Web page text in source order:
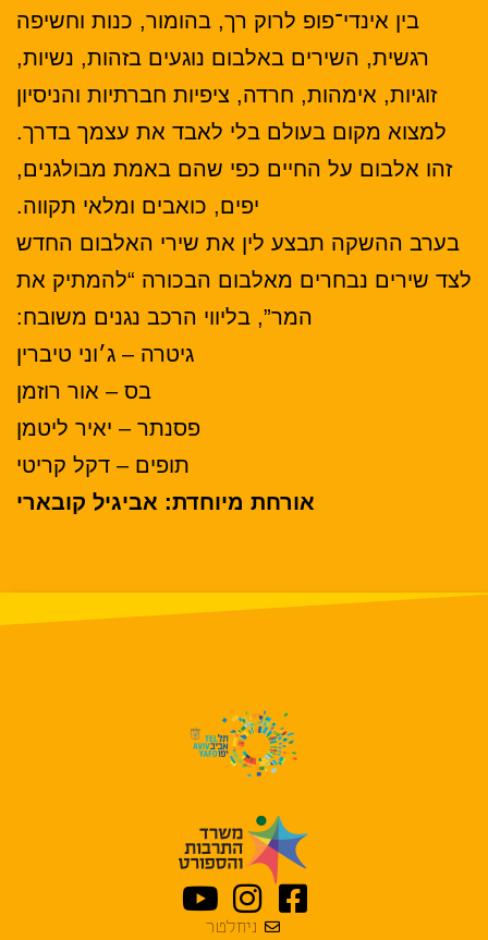
בין אינדי־פופ לרוק רך, בהומור, כנות וחשיפה
רגשית, השירים באלבום נוגעים בזהות, נשיות,
זוגיות, אימהות, חרדה, ציפיות חברתיות והניסיון
למצוא מקום בעולם בלי לאבד את עצמך בדרך.
זהו אלבום על החיים כפי שהם באמת מבולגנים,
יפים, כואבים ומלאי תקווה.
בערב ההשקה תבצע לין את שירי האלבום החדש
לצד שירים נבחרים מאלבום הבכורה “להמתיק את
המר”, בליווי הרכב נגנים משובח:
גיטרה – ג׳וני טיברין
בס – אור רוזמן
פסנתר – יאיר ליטמן
תופים – דקל קריטי
אורחת מיוחדת: אביגיל קובארי
ניוזלטר